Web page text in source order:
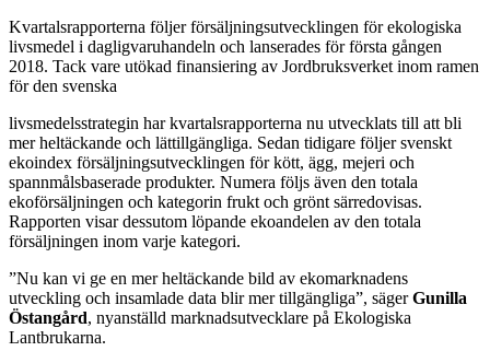
Kvartalsrapporterna följer försäljningsutvecklingen för ekologiska
livsmedel i dagligvaruhandeln och lanserades för första gången
2018. Tack vare utökad finansiering av Jordbruksverket inom ramen
för den svenska
livsmedelsstrategin har kvartalsrapporterna nu utvecklats till att bli
mer heltäckande och lättillgängliga. Sedan tidigare följer svenskt
ekoindex försäljningsutvecklingen för kött, ägg, mejeri och
spannmålsbaserade produkter. Numera följs även den totala
ekoförsäljningen och kategorin frukt och grönt särredovisas.
Rapporten visar dessutom löpande ekoandelen av den totala
försäljningen inom varje kategori.
”Nu kan vi ge en mer heltäckande bild av ekomarknadens
utveckling och insamlade data blir mer tillgängliga”, sägerGunilla
Östangård, nyanställd marknadsutvecklare på Ekologiska
Lantbrukarna.